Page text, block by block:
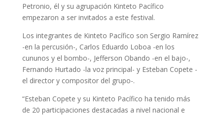
Petronio, él y su agrupación Kinteto Pacífico
empezaron a ser invitados a este festival.
Los integrantes de Kinteto Pacífico son Sergio Ramírez
-en la percusión-, Carlos Eduardo Loboa -en los
cununos y el bombo-, Jefferson Obando -en el bajo-,
Fernando Hurtado -la voz principal- y Esteban Copete -
el director y compositor del grupo-.
“Esteban Copete y su Kinteto Pacífico ha tenido más
de 20 participaciones destacadas a nivel nacional e